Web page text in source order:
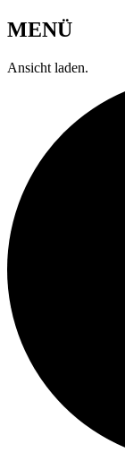
MENÜ
Ansicht laden.